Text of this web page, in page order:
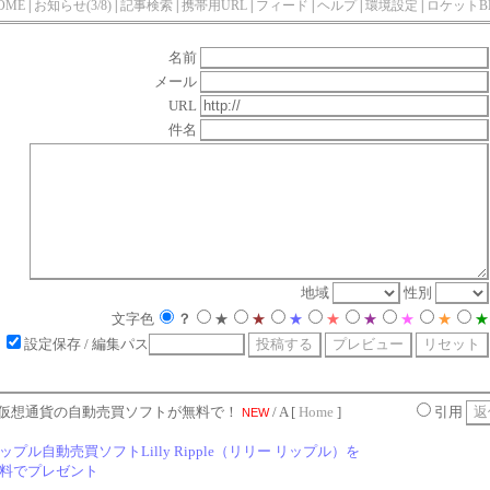
お知らせ(3/8) 記事検索 携帯用URL フィード ヘルプ 環境設定 ロケット
名前
メール
URL
件名
地域
性別
文字色
？ ★ ★ ★ ★ ★ ★ ★
★
設定保存/ 編集パス
想通貨の自動売買ソフトが無料で！ NEW/ A [ Home ] 引用
プル自動売買ソフトLilly Ripple（リリー リップル）を
でプレゼント